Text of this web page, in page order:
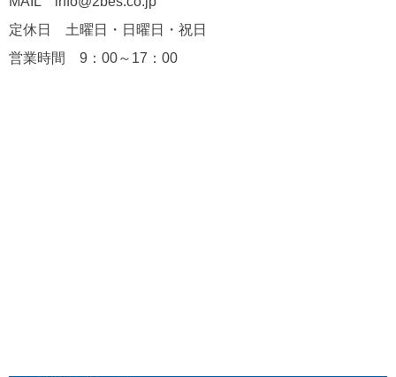
定休日 土曜日・日曜日・祝日
営業時間 9：00～17：00